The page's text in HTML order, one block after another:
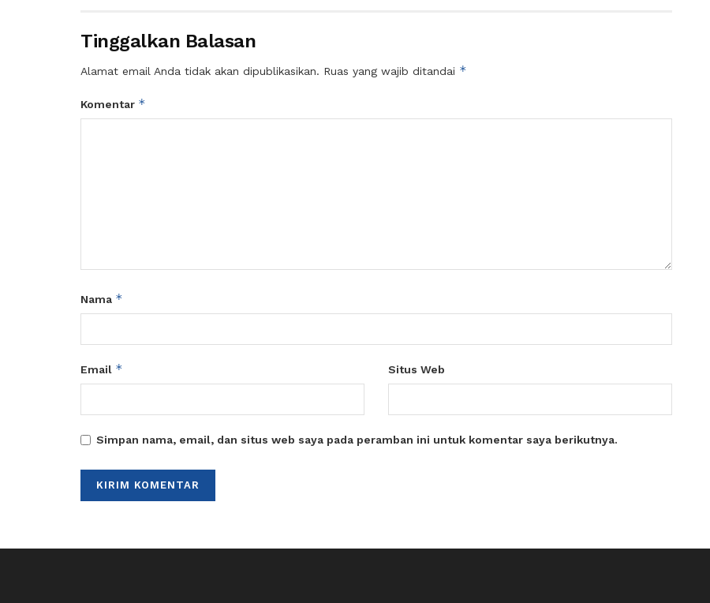
Tinggalkan Balasan
Alamat email Anda tidak akan dipublikasikan. Ruas yang wajib ditandai *
Komentar *
Nama *
Email * Situs Web
Simpan nama, email, dan situs web saya pada peramban ini untuk komentar saya berikutnya.